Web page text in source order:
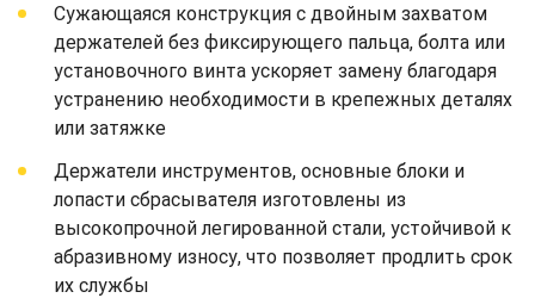
Сужающаяся конструкция с двойным захватом
держателей без фиксирующего пальца, болта или
установочного винта ускоряет замену благодаря
устранению необходимости в крепежных деталях
или затяжке
Держатели инструментов, основные блоки и
лопасти сбрасывателя изготовлены из
высокопрочной легированной стали, устойчивой к
абразивному износу, что позволяет продлить срок
их службы